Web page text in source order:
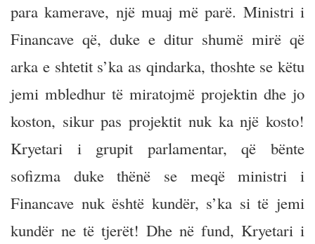
para kamerave, një muaj më parë. Ministri i
Financave që, duke e ditur shumë mirë që
arka e shtetit s’ka as qindarka, thoshte se këtu
jemi mbledhur të miratojmë projektin dhe jo
koston, sikur pas projektit nuk ka një kosto!
Kryetari i grupit parlamentar, që bënte
sofizma duke thënë se meqë ministri i
Financave nuk është kundër, s’ka si të jemi
kundër ne të tjerët! Dhe në fund, Kryetari i